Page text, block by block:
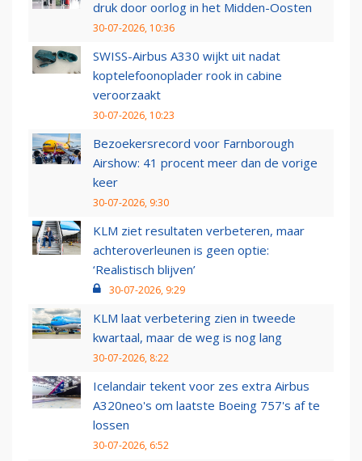
druk door oorlog in het Midden-Oosten
30-07-2026, 10:36
SWISS-Airbus A330 wijkt uit nadat
koptelefoonoplader rook in cabine
veroorzaakt
30-07-2026, 10:23
Bezoekersrecord voor Farnborough
Airshow: 41 procent meer dan de vorige
keer
30-07-2026, 9:30
KLM ziet resultaten verbeteren, maar
achteroverleunen is geen optie:
‘Realistisch blijven’
30-07-2026, 9:29
KLM laat verbetering zien in tweede
kwartaal, maar de weg is nog lang
30-07-2026, 8:22
Icelandair tekent voor zes extra Airbus
A320neo's om laatste Boeing 757's af te
lossen
30-07-2026, 6:52